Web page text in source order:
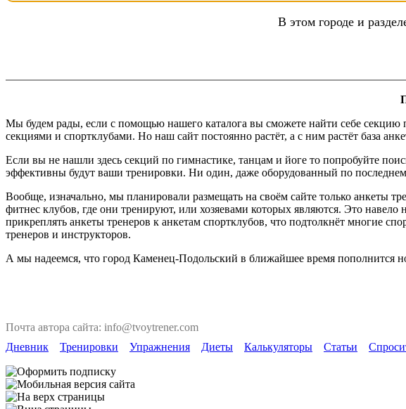
В этом городе и
Мы будем рады, если с помощью нашего каталога вы сможете найти себе секцию
секциями и спортклубами. Но наш сайт постоянно растёт, а с ним растёт база
Если вы не нашли здесь секций по гимнастике, танцам и йоге то попробуйте
эффективны будут ваши тренировки. Ни один, даже оборудованный по
Вообще, изначально, мы планировали размещать на своём сайте только анкеты
фитнес клубов, где они тренируют, или хозяевами которых являются. Это
прикреплять анкеты тренеров к анкетам спортклубов, что подтолкнёт многие
тренеров и инструкторов.
А мы надеемся, что город Каменец-Подольский в ближайшее время пополнится
Почта автора сайта: info@tvoytrener.com
Дневник
Тренировки Упражнения Диеты Калькуляторы Статьи